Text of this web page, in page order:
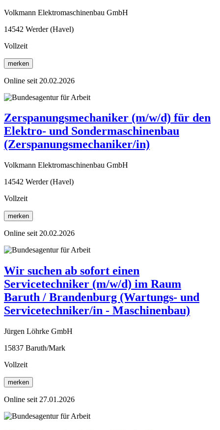
Volkmann Elektromaschinenbau GmbH
14542 Werder (Havel)
Vollzeit
merken
Online seit 20.02.2026
Zerspanungsmechaniker (m/w/d) für den
Elektro- und Sondermaschinenbau
(Zerspanungsmechaniker/in)
Volkmann Elektromaschinenbau GmbH
14542 Werder (Havel)
Vollzeit
merken
Online seit 20.02.2026
Wir suchen ab sofort einen
Servicetechniker (m/w/d) im Raum
Baruth / Brandenburg (Wartungs- und
Servicetechniker/in - Maschinenbau)
Jürgen Löhrke GmbH
15837 Baruth/Mark
Vollzeit
merken
Online seit 27.01.2026